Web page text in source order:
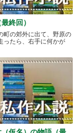
終回）
町の郊外に出て、野原の
ったら、右手に何かが